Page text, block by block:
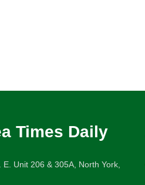
Times Daily
Unit 206 & 305A, North York,